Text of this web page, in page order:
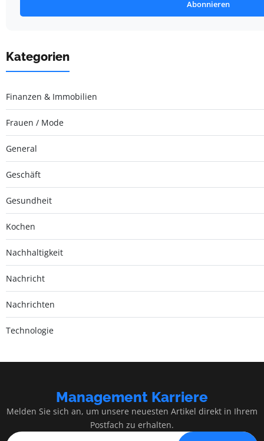
Abonnieren
Kategorien
Finanzen & Immobilien
Frauen / Mode
General
Geschäft
Gesundheit
Kochen
Nachhaltigkeit
Nachricht
Nachrichten
Technologie
Management Karriere
Melden Sie sich an, um unsere neuesten Artikel direkt in Ihrem
Postfach zu erhalten.